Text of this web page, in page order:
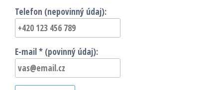
Telefon (nepovinný údaj):
E-mail * (povinný údaj):